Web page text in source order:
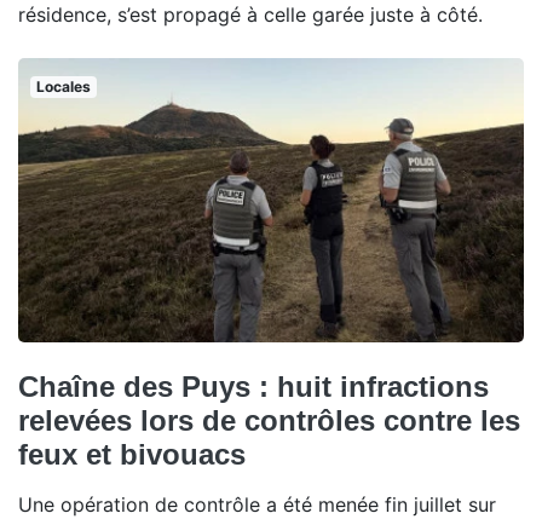
résidence, s’est propagé à celle garée juste à côté.
Locales
Chaîne des Puys : huit infractions
relevées lors de contrôles contre les
feux et bivouacs
Une opération de contrôle a été menée fin juillet sur